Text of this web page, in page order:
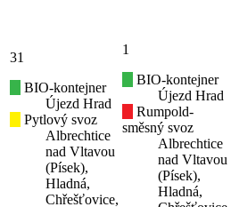
31
BIO-kontejner
Újezd Hrad
Pytlový svoz
Albrechtice
nad Vltavou
(Písek),
Hladná,
Chřešťovice,
1
BIO-kontejner
Újezd Hrad
Rumpold-
směsný svoz
Albrechtice
nad Vltavou
(Písek),
Hladná,